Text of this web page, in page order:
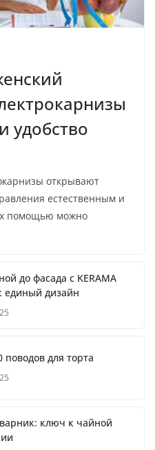
удобство
открывают
естественным и
помощью можно
до фасада с KERAMA
единый дизайн
поводов для торта
ключ к чайной